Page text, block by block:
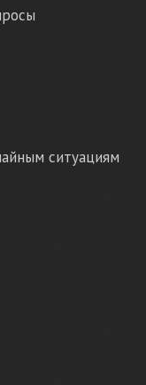
ситуациям